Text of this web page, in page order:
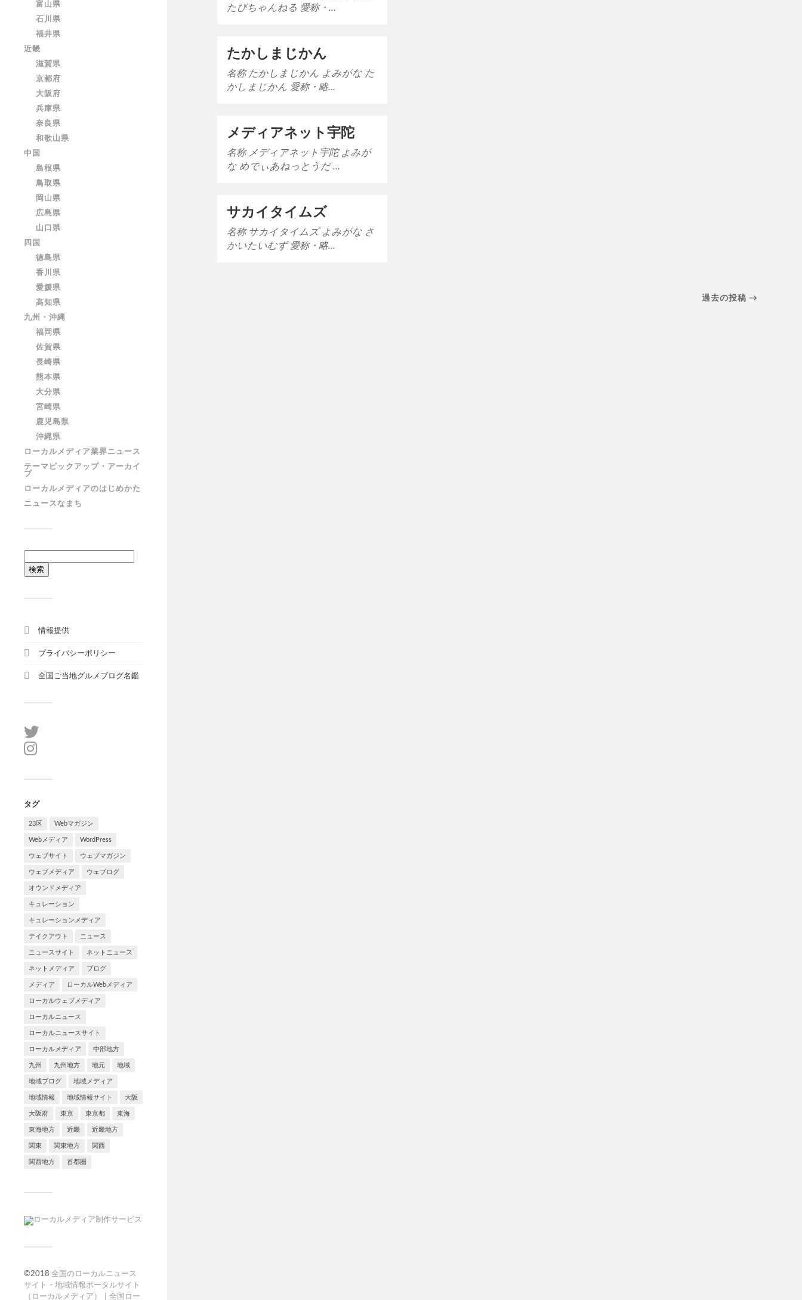
富山県
石川県
福井県
近畿
滋賀県
京都府
大阪府
兵庫県
奈良県
和歌山県
中国
島根県
鳥取県
岡山県
広島県
山口県
四国
徳島県
香川県
愛媛県
高知県
九州・沖縄
福岡県
佐賀県
長崎県
熊本県
大分県
宮崎県
鹿児島県
沖縄県
ローカルメディア業界ニュース
テーマピックアップ・アーカイ
ブ
ローカルメディアのはじめかた
ニュースなまち
検
情報提供
プライバシーポリシー
全国ご当地グルメブログ名鑑
タグ
23区 Webマガジン
Webメディア WordPress
ウェブサイト ウェブマガジン
ウェブメディア ウェブログ
オウンドメディア
キュレーション
キュレーションメディア
テイクアウト ニュース
ニュースサイト ネットニュース
ネットメディア ブログ
メディア ローカルWebメディア
ローカルウェブメディア
ローカルニュース
ローカルニュースサイト
ローカルメディア 中部地方
九州 九州地方 地元 地域
地域ブログ 地域メディア
地域情報 地域情報サイト 大阪
大阪府 東京 東京都 東海
東海地方 近畿 近畿地方
関東 関東地方 関西
関西地方 首都圏
©2018 全国のローカルニュース
サイト・地域情報ポータルサイト
（ローカルメディア）｜全国ロー
たびちゃんねる 愛称・…
たかしまじかん
名称 たかしまじかん よみがな た
かしまじかん 愛称・略…
メディアネット宇陀
名称 メディアネット宇陀 よみが
な めでぃあねっとうだ …
サカイタイムズ
名称 サカイタイムズ よみがな さ
かいたいむず 愛称・略…
過去の投稿 →